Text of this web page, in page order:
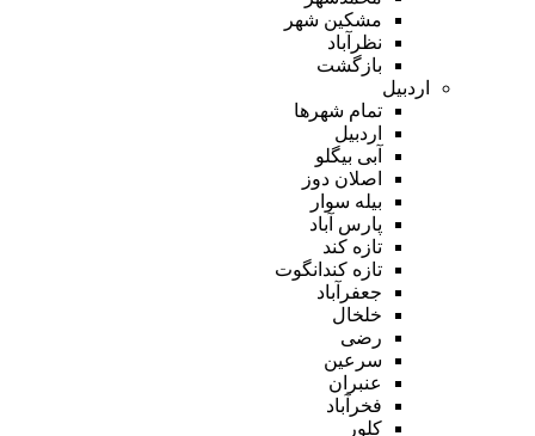
مشکین شهر
نظرآباد
بازگشت
اردبیل
تمام شهر‌ها
اردبیل
آبی بیگلو
اصلان دوز
بیله سوار
پارس آباد
تازه کند
تازه کندانگوت
جعفرآباد
خلخال
رضی
سرعین
عنبران
فخرآباد
کلور